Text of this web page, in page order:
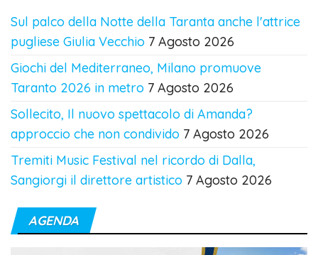
Sul palco della Notte della Taranta anche l'attrice
pugliese Giulia Vecchio 7 Agosto 2026
Giochi del Mediterraneo, Milano promuove
Taranto 2026 in metro 7 Agosto 2026
Sollecito, Il nuovo spettacolo di Amanda?
approccio che non condivido 7 Agosto 2026
Tremiti Music Festival nel ricordo di Dalla,
Sangiorgi il direttore artistico 7 Agosto 2026
AGENDA